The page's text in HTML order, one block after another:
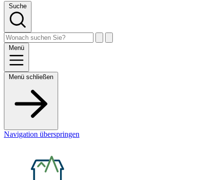
Suche
Menü
Menü schließen
Navigation überspringen